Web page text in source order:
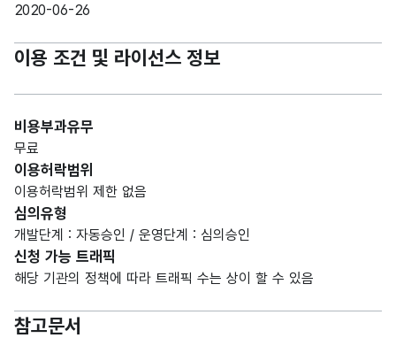
2020-06-26
이용 조건 및 라이선스 정보
비용부과유무
무료
이용허락범위
이용허락범위 제한 없음
심의유형
개발단계 : 자동승인 / 운영단계 : 심의승인
신청 가능 트래픽
해당 기관의 정책에 따라 트래픽 수는 상이 할 수 있음
참고문서